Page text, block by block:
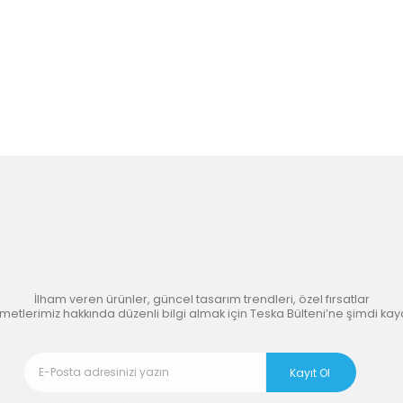
İlham veren ürünler, güncel tasarım trendleri, özel fırsatlar
hakkında düzenli bilgi almak için Teska Bülteni’ne şimdi